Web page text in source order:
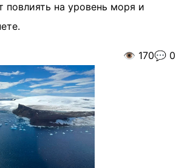
повлиять на уровень моря и
👁️ 170💬 0